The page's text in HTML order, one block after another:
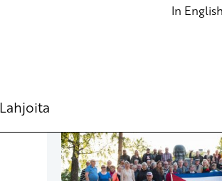
In English
Lahjoita